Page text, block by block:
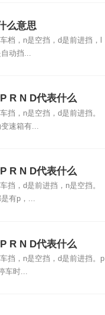
么意思
档，n是空挡，d是前进挡，l
动挡...
R N D代表什么
挡，n是空挡，d是前进挡。
速箱有...
R N D代表什么
挡，d是前进挡，n是空挡。
有p，...
R N D代表什么
挡，n是空挡，d是前进挡。p
车时...